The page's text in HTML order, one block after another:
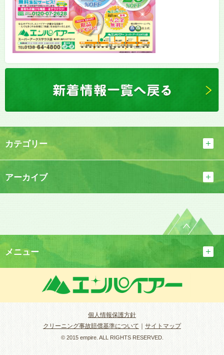
カテゴリー
アーカイブ
メニュー
個人情報保護方針
クリーニング事故賠償基準について
サイトマップ
© 2015 empire. ALL RIGHTS RESERVED.